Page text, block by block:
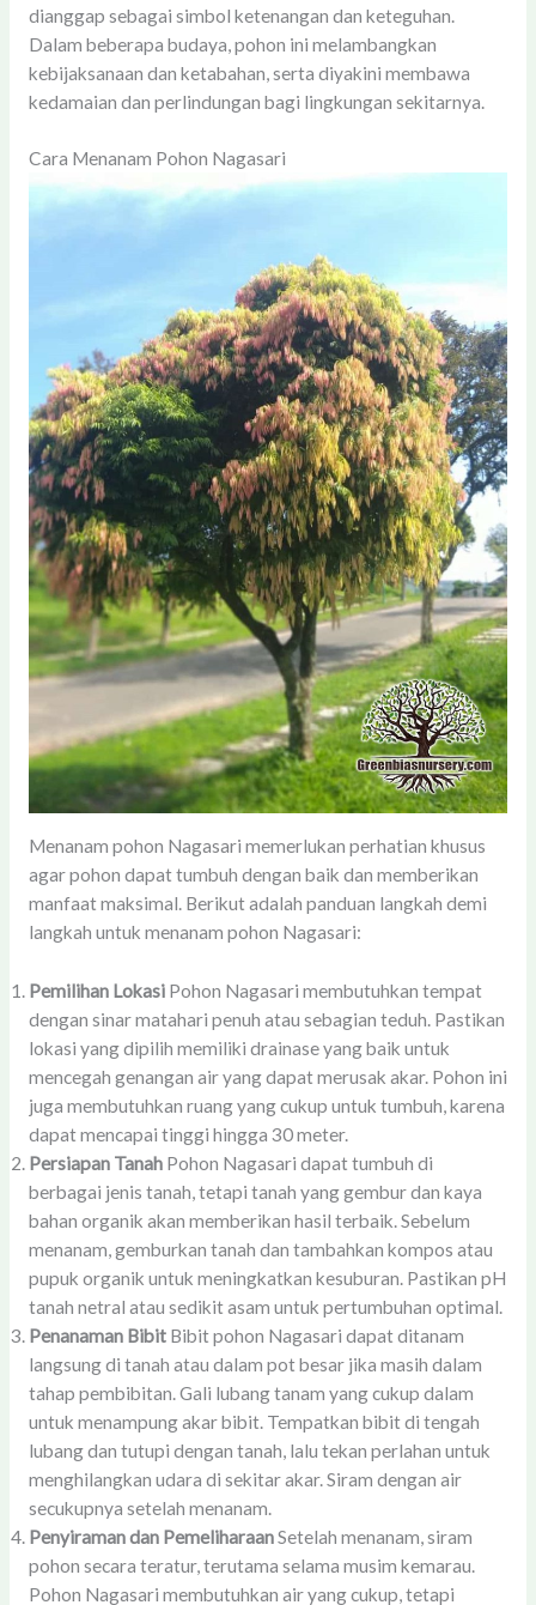
dianggap sebagai simbol ketenangan dan keteguhan.
Dalam beberapa budaya, pohon ini melambangkan
kebijaksanaan dan ketabahan, serta diyakini membawa
kedamaian dan perlindungan bagi lingkungan sekitarnya.
Cara Menanam Pohon Nagasari
Menanam pohon Nagasari memerlukan perhatian khusus
agar pohon dapat tumbuh dengan baik dan memberikan
manfaat maksimal. Berikut adalah panduan langkah demi
langkah untuk menanam pohon Nagasari:
Pemilihan LokasiPohon Nagasari membutuhkan tempat
dengan sinar matahari penuh atau sebagian teduh. Pastikan
lokasi yang dipilih memiliki drainase yang baik untuk
mencegah genangan air yang dapat merusak akar. Pohon ini
juga membutuhkan ruang yang cukup untuk tumbuh, karena
dapat mencapai tinggi hingga 30 meter.
Persiapan TanahPohon Nagasari dapat tumbuh di
berbagai jenis tanah, tetapi tanah yang gembur dan kaya
bahan organik akan memberikan hasil terbaik. Sebelum
menanam, gemburkan tanah dan tambahkan kompos atau
pupuk organik untuk meningkatkan kesuburan. Pastikan pH
tanah netral atau sedikit asam untuk pertumbuhan optimal.
Penanaman BibitBibit pohon Nagasari dapat ditanam
langsung di tanah atau dalam pot besar jika masih dalam
tahap pembibitan. Gali lubang tanam yang cukup dalam
untuk menampung akar bibit. Tempatkan bibit di tengah
lubang dan tutupi dengan tanah, lalu tekan perlahan untuk
menghilangkan udara di sekitar akar. Siram dengan air
secukupnya setelah menanam.
Penyiraman dan PemeliharaanSetelah menanam, siram
pohon secara teratur, terutama selama musim kemarau.
Pohon Nagasari membutuhkan air yang cukup, tetapi